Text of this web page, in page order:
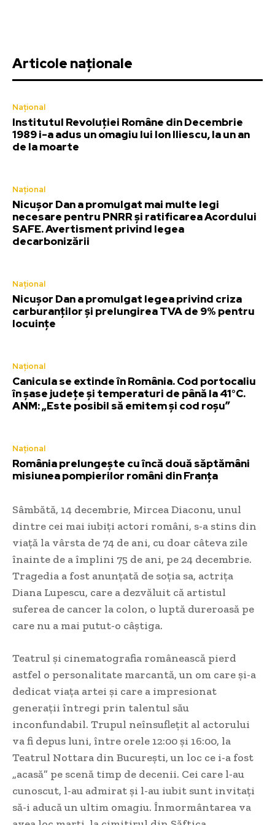
Articole naționale
Național
Institutul Revoluției Române din Decembrie
1989 i-a adus un omagiu lui Ion Iliescu, la un an
de la moarte
Național
Nicușor Dan a promulgat mai multe legi
necesare pentru PNRR și ratificarea Acordului
SAFE. Avertisment privind legea
decarbonizării
Național
Nicușor Dan a promulgat legea privind criza
carburanților și prelungirea TVA de 9% pentru
locuințe
Național
Canicula se extinde în România. Cod portocaliu
în șase județe și temperaturi de până la 41°C.
ANM: „Este posibil să emitem și cod roșu”
Național
România prelungește cu încă două săptămâni
misiunea pompierilor români din Franța
Sâmbătă, 14 decembrie, Mircea Diaconu, unul
dintre cei mai iubiți actori români, s-a stins din
viață la vârsta de 74 de ani, cu doar câteva zile
înainte de a împlini 75 de ani, pe 24 decembrie.
Tragedia a fost anunțată de soția sa, actrița
Diana Lupescu, care a dezvăluit că artistul
suferea de cancer la colon, o luptă dureroasă pe
care nu a mai putut-o câștiga.
Teatrul și cinematografia românească pierd
astfel o personalitate marcantă, un om care și-a
dedicat viața artei și care a impresionat
generații întregi prin talentul său
inconfundabil. Trupul neînsuflețit al actorului
va fi depus luni, între orele 12:00 și 16:00, la
Teatrul Nottara din București, un loc ce i-a fost
„acasă” pe scenă timp de decenii. Cei care l-au
cunoscut, l-au admirat și l-au iubit sunt invitați
să-i aducă un ultim omagiu. Înmormântarea va